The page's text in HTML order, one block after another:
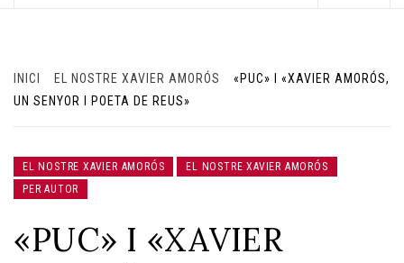
INICI EL NOSTRE XAVIER AMORÓS
«PUC» I «XAVIER AMORÓS,
UN SENYOR I POETA DE REUS»
EL NOSTRE XAVIER AMORÓS
EL NOSTRE XAVIER AMORÓS
PER AUTOR
«PUC» I «XAVIER